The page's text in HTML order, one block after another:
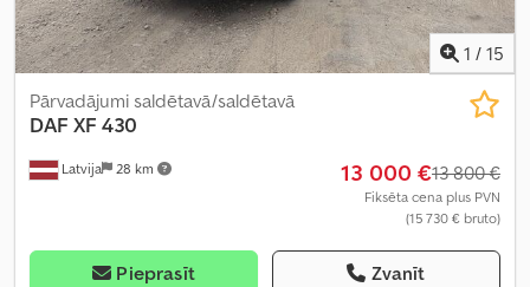
1 / 15
Latvija 28 km
Pārvadājumi saldētavā/saldētavā
DAF XF 430
13 000 €13 800 €
Fiksēta cena plus PVN
(15 730 € bruto)
Pieprasīt Zvanīt